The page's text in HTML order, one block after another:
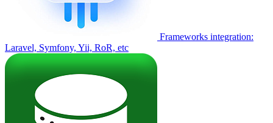
Frameworks integration:
Laravel, Symfony, Yii, RoR, etc